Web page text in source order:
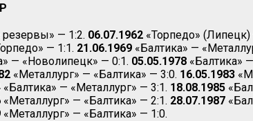
— 1:2. 06.07.1962 «Торпедо»
— 1:1. 21.06.1969 «Балтика» —
— «Новолипецк» — 0:1. 05.05.1978 «Балтика»
«Металлург» — «Балтика» — 3:0. 16.05.1983
«Балтика» — «Металлург» — 3:1. 18.08.1985
«Металлург» — «Балтика» — 2:1. 28.07.1987
«Металлург» — «Балтика» — 1:0.